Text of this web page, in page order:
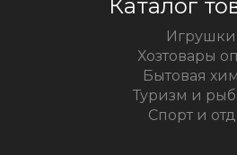
Каталог
Игрушки
Хозтовары
Бытовая
Туризм и
Спорт и